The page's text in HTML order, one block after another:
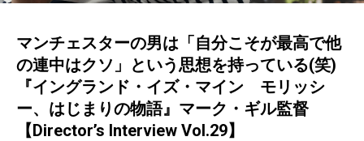
マンチェスターの男は「自分こそが最高で他
の連中はクソ」という思想を持っている(笑)
『イングランド・イズ・マイン モリッシ
ー、はじまりの物語』マーク・ギル監督
【Director’s Interview Vol.29】